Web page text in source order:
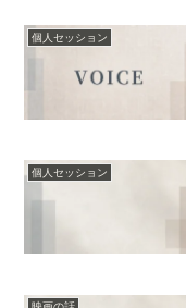
個人セッション
個人セッション